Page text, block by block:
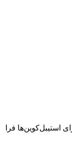
استیبل‌کوین‌ها فرا